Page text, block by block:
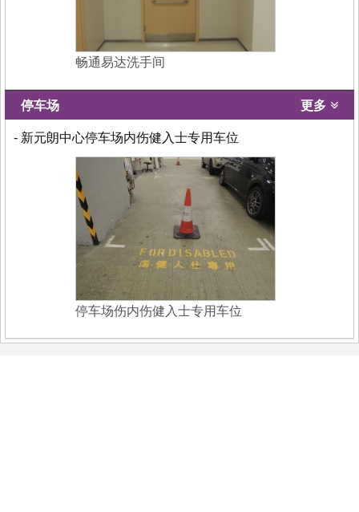
畅通易达洗手间
停车场 更多
- 新元朗中心停车场内伤健入士专用车位
停车场伤内伤健入士专用车位